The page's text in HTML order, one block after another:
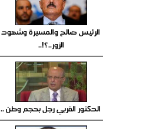
الرئيس صالح والمسيرة وشهود
الزور..؟!..
الدكتور القربي رجل بحجم وطن ..